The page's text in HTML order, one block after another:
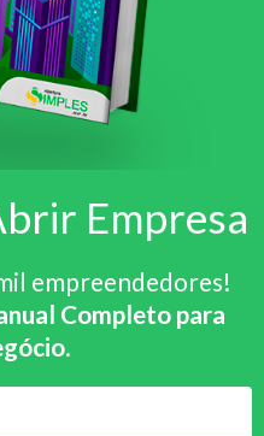
Empresa
empreendedores!
Completo para
.